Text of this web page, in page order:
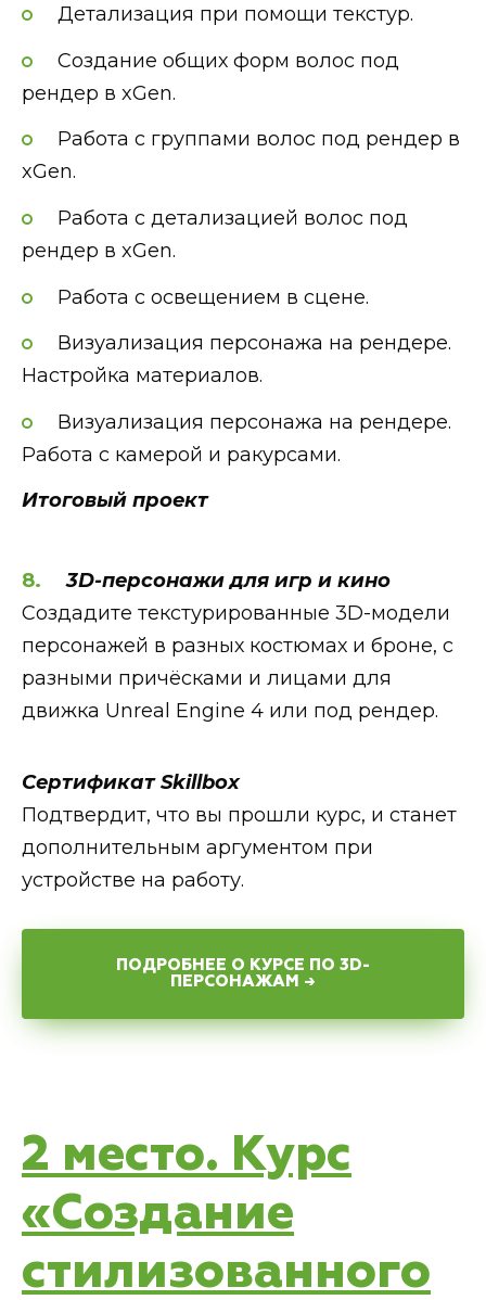
Детализация при помощи текстур.
Создание общих форм волос под
рендер в xGen.
Работа с группами волос под рендер в
xGen.
Работа с детализацией волос под
рендер в xGen.
Работа с освещением в сцене.
Визуализация персонажа на рендере.
Настройка материалов.
Визуализация персонажа на рендере.
Работа с камерой и ракурсами.
Итоговый проект
3D-персонажи для игр и кино
Создадите текстурированные 3D-модели
персонажей в разных костюмах и броне, с
разными причёсками и лицами для
движка Unreal Engine 4 или под рендер.
Сертификат Skillbox
Подтвердит, что вы прошли курс, и станет
дополнительным аргументом при
устройстве на работу.
ПОДРОБНЕЕ О КУРСЕ ПО 3D-
ПЕРСОНАЖАМ →
2 место. Курс
«Создание
стилизованного